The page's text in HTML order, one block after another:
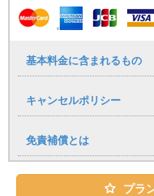
ついて
ご希望のお客様には
下地島空港、その他
気軽にお問い合わせ
基本料金に含まれるもの
キャンセルポリシー
免責補償とは
プラ